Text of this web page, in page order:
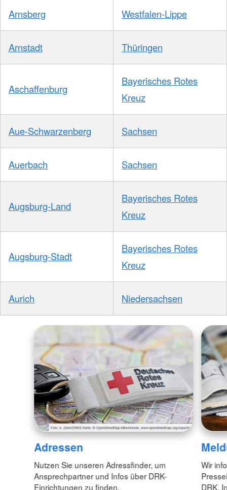
Arnsberg Westfalen-Lippe
Arnstadt Thüringen
Aschaffenburg
Bayerisches Rotes
Kreuz
Aue-Schwarzenberg Sachsen
Auerbach Sachsen
Augsburg-Land
Bayerisches Rotes
Kreuz
Augsburg-Stadt
Bayerisches Rotes
Kreuz
Aurich Niedersachsen
Adressen
Nutzen Sie unseren Adressfinder, um
Ansprechpartner und Infos über DRK-
Einrichtungen zu finden.
Wir
DRK.